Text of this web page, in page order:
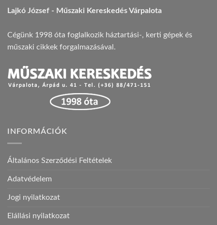
Lajkó József - Műszaki Kereskedés Várpalota
Cégünk 1998 óta foglalkozik háztartási-, kerti gépek és
műszaki cikkek forgalmazásával.
INFORMÁCIÓK
Általános Szerződési Feltételek
Adatvédelem
Jogi nyilatkozat
Elállási nyilatkozat